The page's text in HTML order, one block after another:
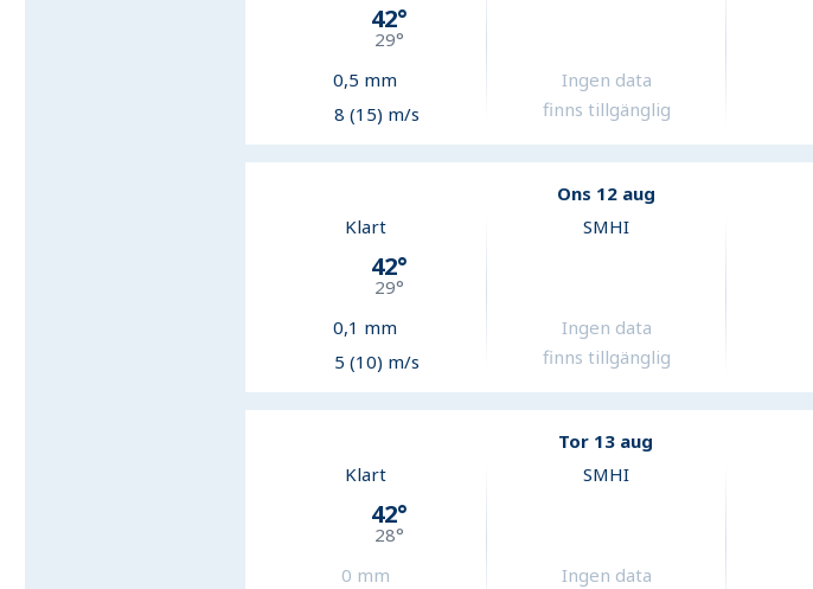
42°
29°
0,5 mm
8 (15) m/s
Ingen data
finns tillgänglig
Ons 12 aug
Klart
42°
29°
0,1 mm
5 (10) m/s
SMHI
Ingen data
finns tillgänglig
Tor 13 aug
Klart
42°
28°
0 mm
SMHI
Ingen data